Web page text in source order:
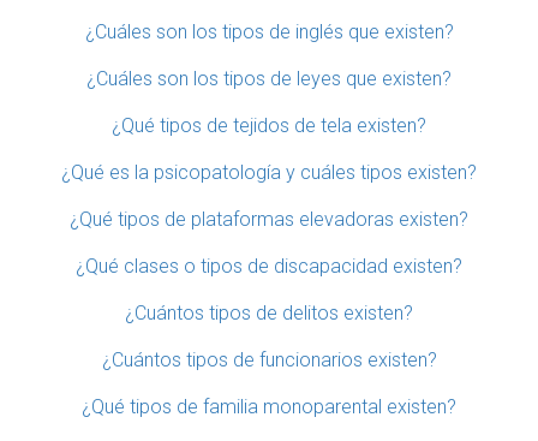
¿Cuáles son los tipos de inglés que existen?
¿Cuáles son los tipos de leyes que existen?
¿Qué tipos de tejidos de tela existen?
¿Qué es la psicopatología y cuáles tipos existen?
¿Qué tipos de plataformas elevadoras existen?
¿Qué clases o tipos de discapacidad existen?
¿Cuántos tipos de delitos existen?
¿Cuántos tipos de funcionarios existen?
¿Qué tipos de familia monoparental existen?